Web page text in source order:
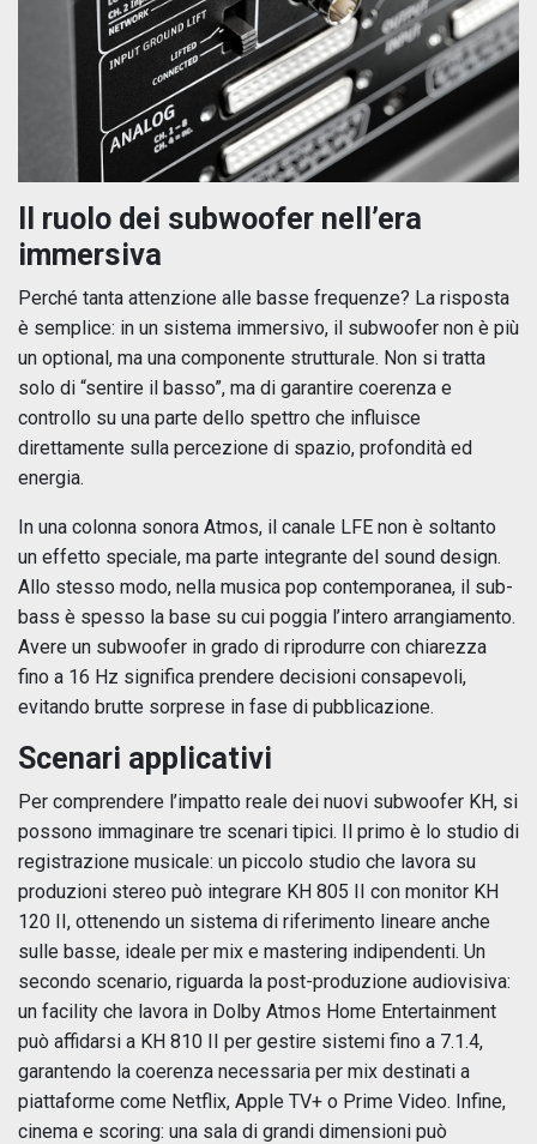
Il ruolo dei subwoofer nell’era
immersiva
Perché tanta attenzione alle basse frequenze? La risposta
è semplice: in un sistema immersivo, il subwoofer non è più
un optional, ma una componente strutturale. Non si tratta
solo di “sentire il basso”, ma di garantire coerenza e
controllo su una parte dello spettro che influisce
direttamente sulla percezione di spazio, profondità ed
energia.
In una colonna sonora Atmos, il canale LFE non è soltanto
un effetto speciale, ma parte integrante del sound design.
Allo stesso modo, nella musica pop contemporanea, il sub-
bass è spesso la base su cui poggia l’intero arrangiamento.
Avere un subwoofer in grado di riprodurre con chiarezza
fino a 16 Hz significa prendere decisioni consapevoli,
evitando brutte sorprese in fase di pubblicazione.
Scenari applicativi
Per comprendere l’impatto reale dei nuovi subwoofer KH, si
possono immaginare tre scenari tipici. Il primo è lo studio di
registrazione musicale: un piccolo studio che lavora su
produzioni stereo può integrare KH 805 II con monitor KH
120 II, ottenendo un sistema di riferimento lineare anche
sulle basse, ideale per mix e mastering indipendenti. Un
secondo scenario, riguarda la post-produzione audiovisiva:
un facility che lavora in Dolby Atmos Home Entertainment
può affidarsi a KH 810 II per gestire sistemi fino a 7.1.4,
garantendo la coerenza necessaria per mix destinati a
piattaforme come Netflix, Apple TV+ o Prime Video. Infine,
cinema e scoring: una sala di grandi dimensioni può